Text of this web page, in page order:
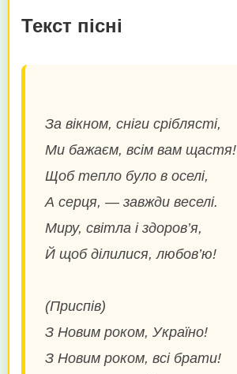
Текст пісні
За вікном, сніги сріблясті,
Ми бажаєм, всім вам щастя!
Щоб тепло було в оселі,
А серця, — завжди веселі.
Миру, світла і здоров’я,
Й щоб ділилися, любов’ю!
(Приспів)
З Новим роком, Україно!
З Новим роком, всі брати!